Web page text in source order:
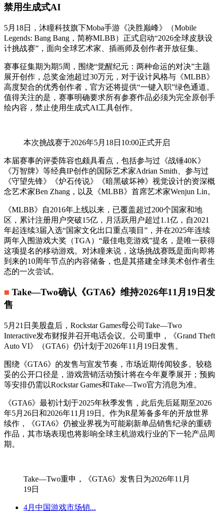
禁用生成式AI
5月18日，沐瞳科技旗下Moba手游《决胜巅峰》（Mobile
Legends: Bang Bang，简称MLBB）正式启动“2026全球皮肤设
计挑战赛”，面向全球艺术家、插画师及创作者开放征集。
赛事征集期为期5周，围绕“觉醒纪元：两种命运的对决”主题
展开创作，总奖金池超过30万元，对于设计风格与《MLBB》
高度契合的优秀创作者，官方还将提供“一键入职”绿色通道。
值得关注的是，赛事明确要求所有参赛作品必须为完全原创手
绘内容，禁止使用生成式AI工具创作。
本次挑战赛于2026年5月18日10:00正式开启
本届赛事的评委阵容也颇具看点，包括参与过《战锤40K》
《万智牌》等经典IP创作的国际艺术家Adrian Smith、参与过
《守望先锋》《炉石传说》《暗黑破坏神》视觉设计的资深概
念艺术家Ben Zhang，以及《MLBB》首席艺术家Wenjun Lin。
《MLBB》自2016年上线以来，已覆盖超过200个国家和地
区，累计注册用户突破15亿，月活跃用户超过1.1亿，自2021
年起连续3届入选“国家文化出口重点项目”，并在2025年连续
两年入围游戏大奖（TGA）“最佳电竞游戏”提名，是唯一获得
这项提名的移动游戏。对沐瞳来说，这场挑战赛既是面向即将
到来的10周年节点的内容储备，也是其搭建全球美术创作者生
态的一次尝试。
■ Take—Two确认《GTA6》维持2026年11月19日发
售
5月21日美股盘后，Rockstar Games母公司Take—Two
Interactive发布财报并召开电话会议。公司重申，《Grand Theft
Auto VI》（GTA6）仍计划于2026年11月19日发售。
围绕《GTA6》的发售与宣发节奏，市场近期传闻较多。较稳
妥的公开口径是，游戏营销活动预计将在今年夏季展开；预购
等安排仍需以Rockstar Games和Take—Two官方消息为准。
《GTA6》最初计划于2025年秋季发售，此后先后延期至2026
年5月26日和2026年11月19日。作为R星筹备多年的开放世界
续作，《GTA6》仍被业界视为可能刷新单品销售纪录的重磅
作品，其市场表现也将影响全球主机游戏行业的下一轮产品周
期。
Take—Two重申，《GTA6》发售日为2026年11月
19日
4月中国游戏市场销...